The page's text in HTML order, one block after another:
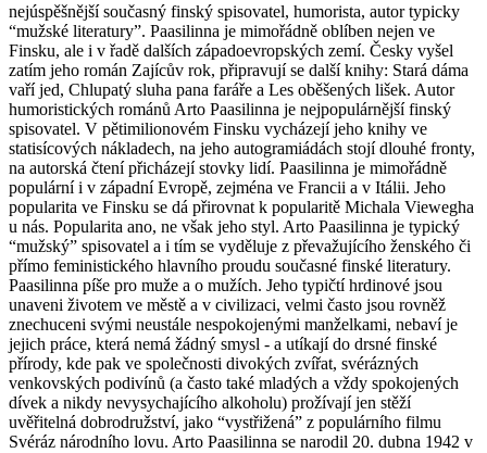
nejúspěšnější současný finský spisovatel, humorista, autor typicky
“mužské literatury”. Paasilinna je mimořádně oblíben nejen ve
Finsku, ale i v řadě dalších západoevropských zemí. Česky vyšel
zatím jeho román Zajícův rok, připravují se další knihy: Stará dáma
vaří jed, Chlupatý sluha pana faráře a Les oběšených lišek. Autor
humoristických románů Arto Paasilinna je nejpopulárnější finský
spisovatel. V pětimilionovém Finsku vycházejí jeho knihy ve
statisícových nákladech, na jeho autogramiádách stojí dlouhé fronty,
na autorská čtení přicházejí stovky lidí. Paasilinna je mimořádně
populární i v západní Evropě, zejména ve Francii a v Itálii. Jeho
popularita ve Finsku se dá přirovnat k popularitě Michala Viewegha
u nás. Popularita ano, ne však jeho styl. Arto Paasilinna je typický
“mužský” spisovatel a i tím se vyděluje z převažujícího ženského či
přímo feministického hlavního proudu současné finské literatury.
Paasilinna píše pro muže a o mužích. Jeho typičtí hrdinové jsou
unaveni životem ve městě a v civilizaci, velmi často jsou rovněž
znechuceni svými neustále nespokojenými manželkami, nebaví je
jejich práce, která nemá žádný smysl - a utíkají do drsné finské
přírody, kde pak ve společnosti divokých zvířat, svérázných
venkovských podivínů (a často také mladých a vždy spokojených
dívek a nikdy nevysychajícího alkoholu) prožívají jen stěží
uvěřitelná dobrodružství, jako “vystřižená” z populárního filmu
Svéráz národního lovu. Arto Paasilinna se narodil 20. dubna 1942 v